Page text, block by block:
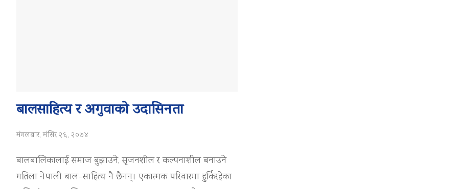
बालसाहित्य र अगुवाको उदासिनता
मंगलबार, मंसिर २६, २०७४
बालबालिकालाई समाज बुझाउने, सृजनशील र कल्पनाशील बनाउने
गतिला नेपाली बाल–साहित्य नै छैनन्। एकात्मक परिवारमा हुर्किरहेका